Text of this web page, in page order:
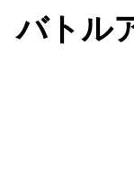
バトル